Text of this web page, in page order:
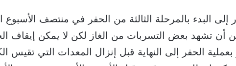
البدء بالمرحلة الثالثة من الحفر في منتصف الأسبوع
أن تشهد بعض التسربات من الغاز لكن لا يمكن إيقاف
الحفر إلى النهاية قبل إنزال المعدات التي تقيس